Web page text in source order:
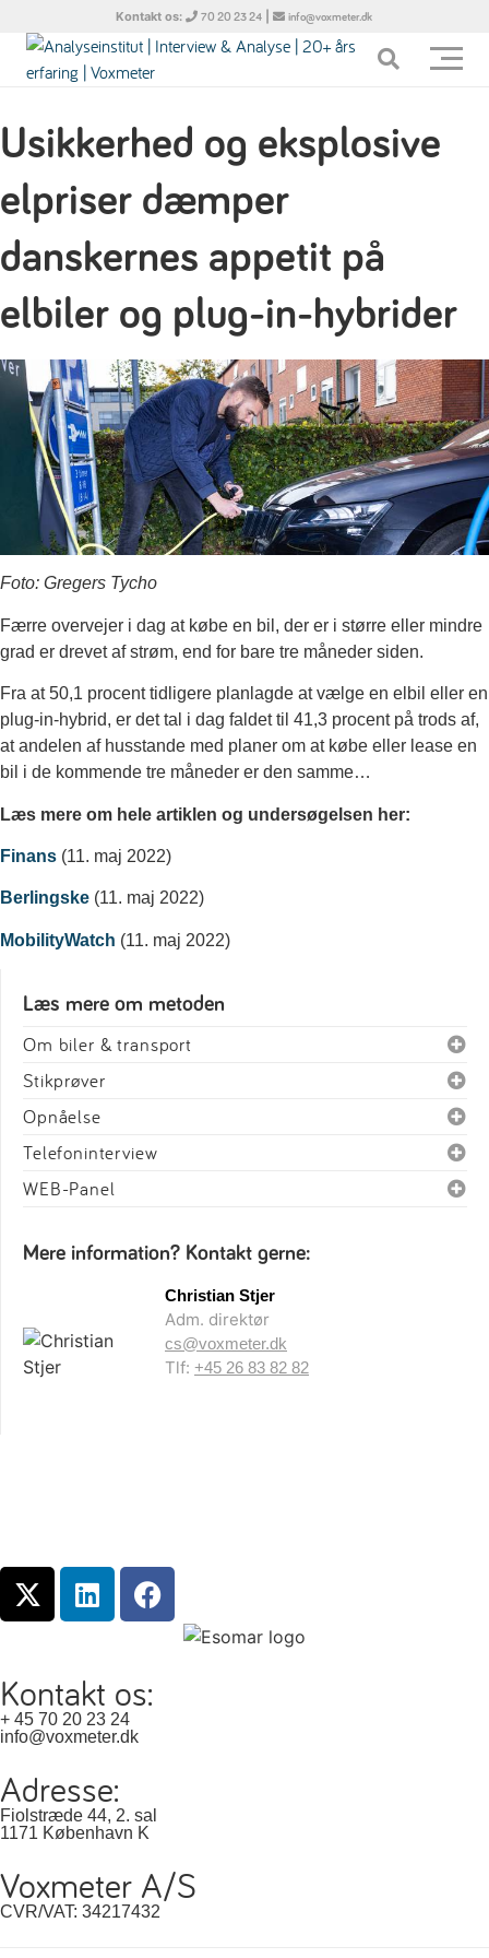
Kontakt os: 70 20 23 24 | info@voxmeter.dk
Usikkerhed og eksplosive
elpriser dæmper
danskernes appetit på
elbiler og plug-in-hybrider
Foto: Gregers Tycho
Færre overvejer i dag at købe en bil, der er i større eller mindre
grad er drevet af strøm, end for bare tre måneder siden.
Fra at 50,1 procent tidligere planlagde at vælge en elbil eller en
plug-in-hybrid, er det tal i dag faldet til 41,3 procent på trods af,
at andelen af husstande med planer om at købe eller lease en
bil i de kommende tre måneder er den samme…
Læs mere om hele artiklen og undersøgelsen her:
Finans (11. maj 2022)
Berlingske (11. maj 2022)
MobilityWatch (11. maj 2022)
Læs mere om metoden
Om biler & transport
Stikprøver
Opnåelse
Telefoninterview
WEB-Panel
Mere information? Kontakt gerne:
Christian Stjer
Adm. direktør
cs@voxmeter.dk
Tlf: +45 26 83 82 82
Kontakt os:
+ 45 70 20 23 24
info@voxmeter.dk
Adresse:
Fiolstræde 44, 2. sal
1171 København K
Voxmeter A/S
CVR/VAT: 34217432